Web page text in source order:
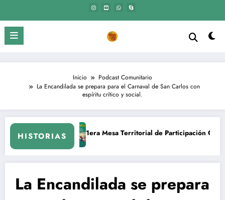
contenido
Inicio
Podcast Comunitario
La Encandilada se prepara para el Carnaval de San Carlos con
espíritu crítico y social.
HISTORIAS 1era Mesa Territorial de Participación Ciudadana. Piriápolis – MaldonadoEl Mangangá |
La Encandilada se prepara